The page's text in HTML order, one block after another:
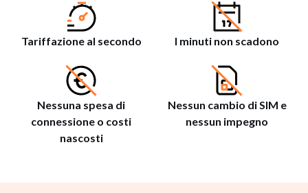
Tariffazione al secondo I minuti non scadono
Nessuna spesa di
connessione o costi
nascosti
Nessun cambio di SIM e
nessun impegno